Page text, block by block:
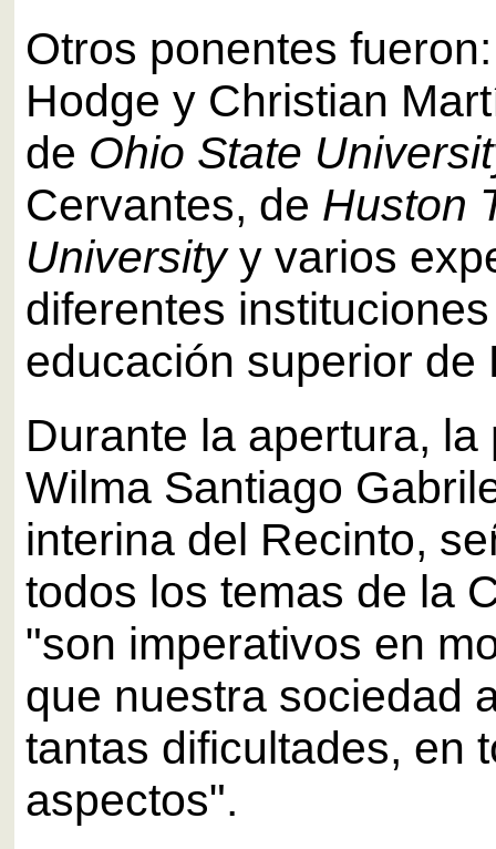
Otros ponentes
Hodge y Christian
de Ohio State
Cervantes, de Huston
Universityy varios
diferentes
educación superior de
Durante la apertura, la
Wilma Santiago
interina del Recinto,
todos los temas de la
"son imperativos en
que nuestra sociedad
tantas dificultades, en
aspectos".